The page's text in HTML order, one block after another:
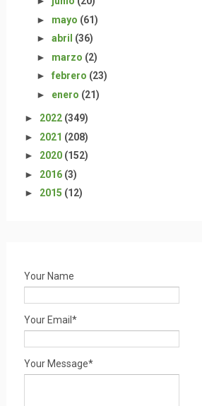
► mayo (61)
► abril (36)
► marzo (2)
► febrero (23)
► enero (21)
► 2022 (349)
► 2021 (208)
► 2020 (152)
► 2016 (3)
► 2015 (12)
Your Name
Your Email*
Your Message*